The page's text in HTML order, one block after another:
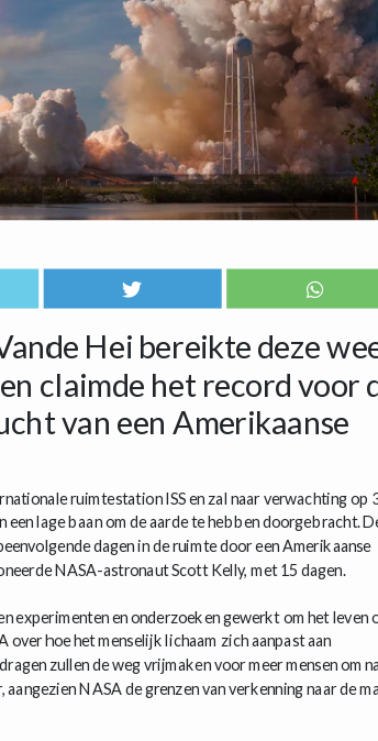
Hei bereikte deze
claimde het record voor
van een Amerikaanse
ruimtestation ISS en zal naar verwachting op
een lage baan om de aarde te hebben doorgebracht.
dagen in de ruimte door een Amerikaanse
NASA-astronaut Scott Kelly, met 15 dagen.
experimenten en onderzoeken gewerkt om het leven
over hoe het menselijk lichaam zich aanpast aan
zullen de weg vrijmaken voor meer mensen om
NASA de grenzen van verkenning naar de